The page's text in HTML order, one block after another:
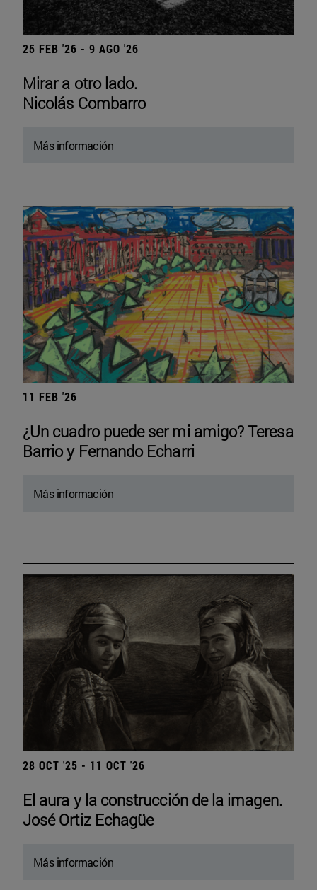
25 FEB '26 - 9 AGO '26
Mirar a otro lado.
Nicolás Combarro
Más información
11 FEB '26
¿Un cuadro puede ser mi amigo? Teresa
Barrio y Fernando Echarri
Más información
28 OCT '25 - 11 OCT '26
El aura y la construcción de la imagen.
José Ortiz Echagüe
Más información